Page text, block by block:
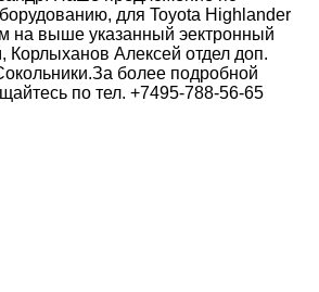
для Toyota Highlander
на выше указанный эектронный
Алексей отдел доп.
более подробной
по тел. +7495-788-56-65